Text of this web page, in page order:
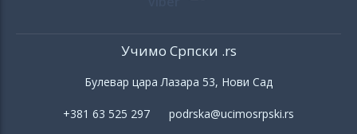
Учимо Српски .rs
Булевар цара Лазара 53, Нови Сад
+381 63 525 297 podrska@ucimosrpski.rs